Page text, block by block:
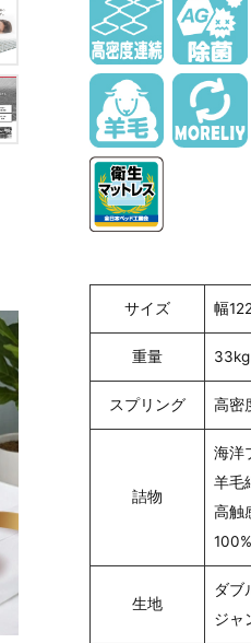
サイズ 幅
重量 33kg
スプリング 高密
詰物
海洋
羊毛
高触
生地
ダブ
ジャ